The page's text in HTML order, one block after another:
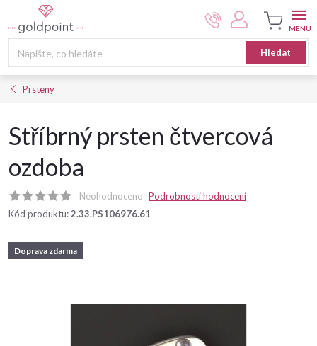
na
Hledat
Nákupní
košík
Prsteny
Stříbrný prsten čtvercová
ozdoba
Neohodnoceno Podrobnosti hodnocení
Kód produktu:2.33.PS106976.61
Doprava zdarma